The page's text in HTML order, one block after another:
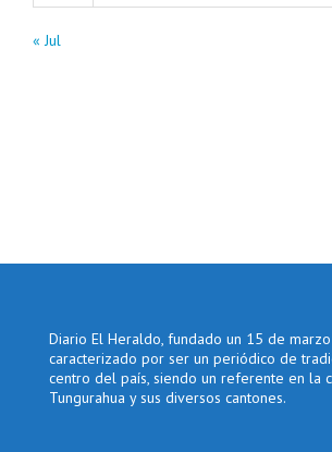
« Jul
Diario El Heraldo, fundado un 15 de
caracterizado por ser un periódico de
centro del país, siendo un referente en la
Tungurahua y sus diversos cantones.